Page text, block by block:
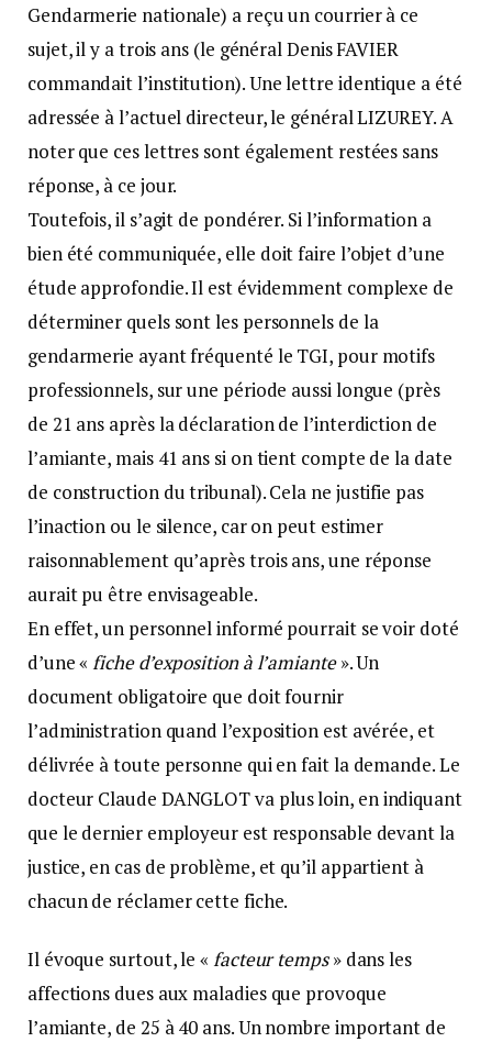
Gendarmerie nationale) a reçu un courrier à ce
sujet, il y a trois ans (le général Denis FAVIER
commandait l’institution). Une lettre identique a été
adressée à l’actuel directeur, le général LIZUREY. A
noter que ces lettres sont également restées sans
réponse, à ce jour.
Toutefois, il s’agit de pondérer. Si l’information a
bien été communiquée, elle doit faire l’objet d’une
étude approfondie. Il est évidemment complexe de
déterminer quels sont les personnels de la
gendarmerie ayant fréquenté le TGI, pour motifs
professionnels, sur une période aussi longue (près
de 21 ans après la déclaration de l’interdiction de
l’amiante, mais 41 ans si on tient compte de la date
de construction du tribunal). Cela ne justifie pas
l’inaction ou le silence, car on peut estimer
raisonnablement qu’après trois ans, une réponse
aurait pu être envisageable.
En effet, un personnel informé pourrait se voir doté
d’une «fiche d’exposition à l’amiante». Un
document obligatoire que doit fournir
l’administration quand l’exposition est avérée, et
délivrée à toute personne qui en fait la demande. Le
docteur Claude DANGLOT va plus loin, en indiquant
que le dernier employeur est responsable devant la
justice, en cas de problème, et qu’il appartient à
chacun de réclamer cette fiche.
Il évoque surtout, le « facteur temps» dans les
affections dues aux maladies que provoque
l’amiante, de 25 à 40 ans. Un nombre important de